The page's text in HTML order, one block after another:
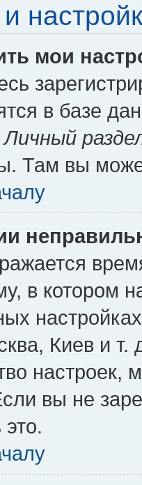
мои
в базе
Личный
Там вы
в котором
Киев и т.
настроек,
вы не